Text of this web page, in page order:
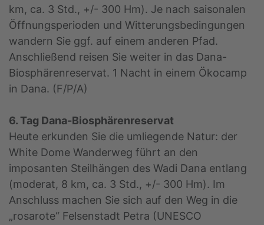
km, ca. 3 Std., +/- 300 Hm). Je nach saisonalen
Öffnungsperioden und Witterungsbedingungen
wandern Sie ggf. auf einem anderen Pfad.
Anschließend reisen Sie weiter in das Dana-
Biosphärenreservat. 1 Nacht in einem Ökocamp
in Dana. (F/P/A)
6. Tag Dana-Biosphärenreservat
Heute erkunden Sie die umliegende Natur: der
White Dome Wanderweg führt an den
imposanten Steilhängen des Wadi Dana entlang
(moderat, 8 km, ca. 3 Std., +/- 300 Hm). Im
Anschluss machen Sie sich auf den Weg in die
„rosarote“ Felsenstadt Petra (UNESCO